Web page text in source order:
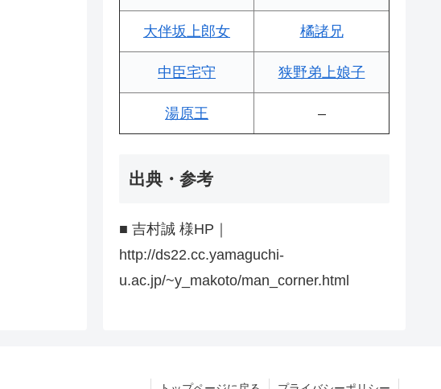
大伴坂上郎女 橘諸兄
中臣宅守 狭野弟上娘子
湯原王 –
出典・参考
■ 吉村誠 様HP｜
http://ds22.cc.yamaguchi-
u.ac.jp/~y_makoto/man_corner.html